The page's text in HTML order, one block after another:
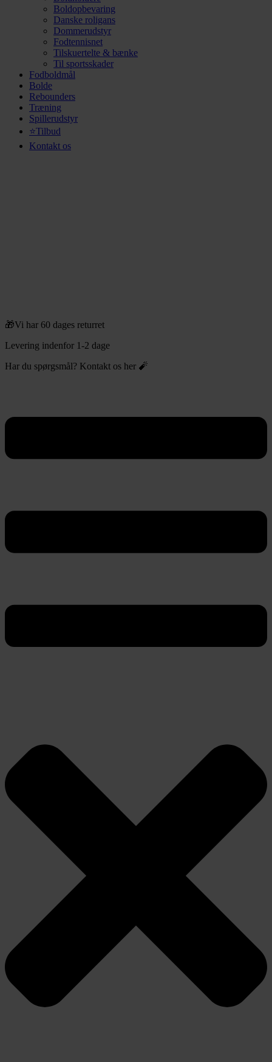
Boldopbevaring
Danske roligans
Dommerudstyr
Fodtennisnet
Tilskuertelte & bænke
Til sportsskader
Fodboldmål
Bolde
Rebounders
Træning
Spillerudstyr
⭐Tilbud
Kontakt os
🎁Vi har 60 dages returret
Levering indenfor 1-2 dage
Har du spørgsmål? Kontakt os her 🧨